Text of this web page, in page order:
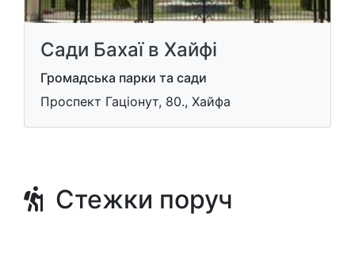
Сади Бахаї в Хайфі
Громадська парки та сади
Проспект Гацiонут, 80., Хайфа
Стежки поруч